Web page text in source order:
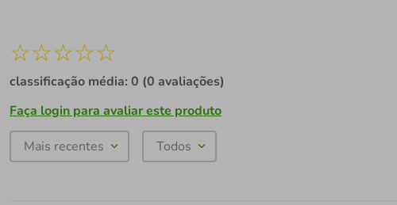
☆☆☆☆☆
classificação média: 0 (0 avaliações)
Faça login para avaliar este produto
Mais recentes Todos